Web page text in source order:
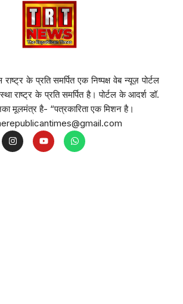
राष्ट्र के प्रति समर्पित एक निष्पक्ष वेब न्यूज़ पोर्टल
राष्ट्र के प्रति समर्पित है। पोर्टल के आदर्श डॉ.
मूलमंत्र है- “पत्रकारिता एक मिशन है।